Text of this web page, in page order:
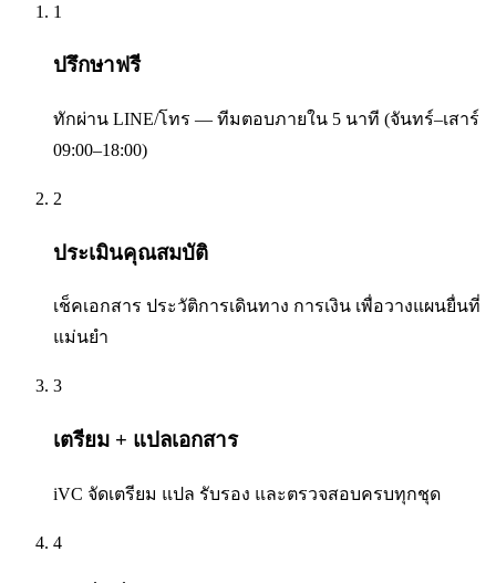
1
ปรึกษาฟรี
ทักผ่าน LINE/โทร — ทีมตอบภายใน 5 นาที (จันทร์–เสาร์
09:00–18:00)
2
ประเมินคุณสมบัติ
เช็คเอกสาร ประวัติการเดินทาง การเงิน เพื่อวางแผนยื่นที่
แม่นยำ
3
เตรียม + แปลเอกสาร
iVC จัดเตรียม แปล รับรอง และตรวจสอบครบทุกชุด
4